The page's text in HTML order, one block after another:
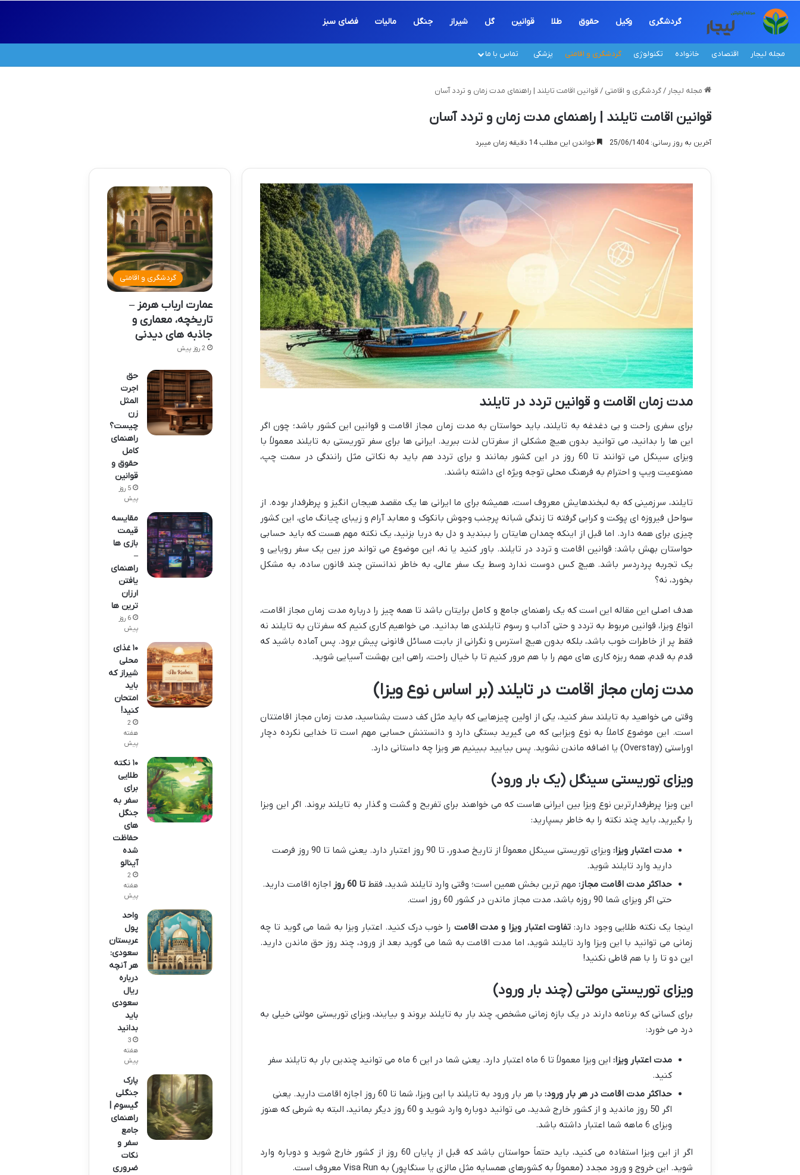
گردشگری وکیل حقوق طلا قوانین گل شیراز جنگل مالیات فضای سبز
مجله لیجار اقتصادی خانواده تکنولوژی گردشگری و اقامتی پزشکی تماس با ما
مجله لیجار / گردشگری و اقامتی / قوانین اقامت تایلند | راهنمای مدت زمان و تردد آسان
قوانین اقامت تایلند | راهنمای مدت زمان و تردد آسان
آخرین به روز رسانی: 25/06/1404 خواندن این مطلب 14 دقیقه زمان میبرد
مدت زمان اقامت و قوانین تردد در تایلند
برای سفری راحت و بی دغدغه به تایلند، باید حواستان به مدت زمان مجاز اقامت و قوانین این کشور باشد؛ چون اگر
این ها را بدانید، می توانید بدون هیچ مشکلی از سفرتان لذت ببرید. ایرانی ها برای سفر توریستی به تایلند معمولاً با
ویزای سینگل می توانند تا 60 روز در این کشور بمانند و برای تردد هم باید به نکاتی مثل رانندگی در سمت چپ،
ممنوعیت ویپ و احترام به فرهنگ محلی توجه ویژه ای داشته باشند.
تایلند، سرزمینی که به لبخندهایش معروف است، همیشه برای ما ایرانی ها یک مقصد هیجان انگیز و پرطرفدار بوده. از
سواحل فیروزه ای پوکت و کرابی گرفته تا زندگی شبانه پرجنب وجوش بانکوک و معابد آرام و زیبای چیانگ مای، این کشور
چیزی برای همه دارد. اما قبل از اینکه چمدان هایتان را ببندید و دل به دریا بزنید، یک نکته مهم هست که باید حسابی
حواستان بهش باشد: قوانین اقامت و تردد در تایلند. باور کنید یا نه، این موضوع می تواند مرز بین یک سفر رویایی و
یک تجربه پردردسر باشد. هیچ کس دوست ندارد وسط یک سفر عالی، به خاطر ندانستن چند قانون ساده، به مشکل
بخورد، نه؟
هدف اصلی این مقاله این است که یک راهنمای جامع و کامل برایتان باشد تا همه چیز را درباره مدت زمان مجاز اقامت،
انواع ویزا، قوانین مربوط به تردد و حتی آداب و رسوم تایلندی ها بدانید. می خواهیم کاری کنیم که سفرتان به تایلند نه
فقط پر از خاطرات خوب باشد، بلکه بدون هیچ استرس و نگرانی از بابت مسائل قانونی پیش برود. پس آماده باشید که
قدم به قدم، همه ریزه کاری های مهم را با هم مرور کنیم تا با خیال راحت، راهی این بهشت آسیایی شوید.
مدت زمان مجاز اقامت در تایلند (بر اساس نوع ویزا)
وقتی می خواهید به تایلند سفر کنید، یکی از اولین چیزهایی که باید مثل کف دست بشناسید، مدت زمان مجاز اقامتتان
است. این موضوع کاملاً به نوع ویزایی که می گیرید بستگی دارد و دانستنش حسابی مهم است تا خدایی نکرده دچار
اوراستی (Overstay) یا اضافه ماندن نشوید. پس بیایید ببینیم هر ویزا چه داستانی دارد.
ویزای توریستی سینگل (یک بار ورود)
این ویزا پرطرفدارترین نوع ویزا بین ایرانی هاست که می خواهند برای تفریح و گشت و گذار به تایلند بروند. اگر این ویزا
را بگیرید، باید چند نکته را به خاطر بسپارید:
مدت اعتبار ویزا:
ویزای توریستی سینگل معمولاً از تاریخ صدور، تا 90 روز اعتبار دارد. یعنی شما تا 90 روز فرصت
دارید وارد تایلند شوید.
حداکثر مدت اقامت مجاز: مهم ترین بخش همین است؛ وقتی وارد تایلند شدید، فقطتا 60 روز
اجازه اقامت دارید.
حتی اگر ویزای شما 90 روزه باشد، مدت مجاز ماندن در کشور 60 روز است.
اینجا یک نکته طلایی وجود دارد: تفاوت اعتبار ویزا و مدت اقامت را خوب درک کنید. اعتبار ویزا به شما می گوید تا چه
زمانی می توانید با این ویزا وارد تایلند شوید، اما مدت اقامت به شما می گوید بعد از ورود، چند روز حق ماندن دارید.
این دو تا را با هم قاطی نکنید!
ویزای توریستی مولتی (چند بار ورود)
برای کسانی که برنامه دارند در یک بازه زمانی مشخص، چند بار به تایلند بروند و بیایند، ویزای توریستی مولتی خیلی به
درد می خورد:
مدت اعتبار ویزا:
این ویزا معمولاً تا 6 ماه اعتبار دارد. یعنی شما در این 6 ماه می توانید چندین بار به تایلند سفر
کنید.
حداکثر مدت اقامت در هر بار ورود:
با هر بار ورود به تایلند با این ویزا، شما تا 60 روز اجازه اقامت دارید. یعنی
اگر 50 روز ماندید و از کشور خارج شدید، می توانید دوباره وارد شوید و 60 روز دیگر بمانید، البته به شرطی که هنوز
ویزای 6 ماهه شما اعتبار داشته باشد.
اگر از این ویزا استفاده می کنید، باید حتماً حواستان باشد که قبل از پایان 60 روز از کشور خارج شوید و دوباره وارد
شوید. این خروج و ورود مجدد (معمولاً به کشورهای همسایه مثل مالزی یا سنگاپور) به Visa Run معروف است.
گردشگری و اقامتی
عمارت ارباب هرمز –
تاریخچه، معماری و
جاذبه های دیدنی
2 روز پیش
حق
اجرت
المثل
زن
چیست؟
راهنمای
کامل
حقوق و
قوانین
5 روز
پیش
مقایسه
قیمت
بازی ها
–
راهنمای
یافتن
ارزان
ترین ها
6 روز
پیش
۱۰ غذای
محلی
شیراز که
باید
امتحان
کنید!
2
هفته
پیش
۱۰ نکته
طلایی
برای
سفر به
جنگل
های
حفاظت
شده
آینالو
2
هفته
پیش
واحد
پول
عربستان
سعودی:
هر آنچه
درباره
ریال
سعودی
باید
بدانید
3
هفته
پیش
پارک
جنگلی
گیسوم |
راهنمای
جامع
سفر و
نکات
ضروری